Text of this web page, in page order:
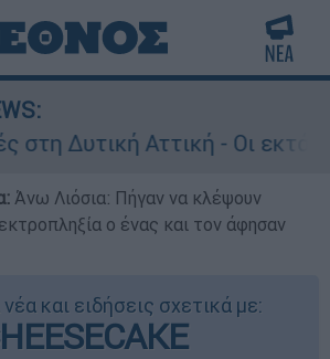
Αττική - Οι εκτάσεις
Άνω Λιόσια: Πήγαν να κλέψουν
ο ένας και τον άφησαν
και ειδήσεις σχετικά με: